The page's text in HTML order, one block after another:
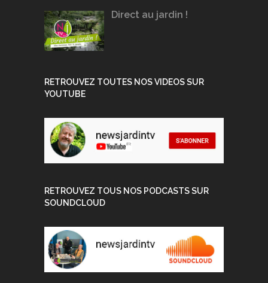
Direct au jardin !
RETROUVEZ TOUTES NOS VIDEOS SUR
YOUTUBE
RETROUVEZ TOUS NOS PODCASTS SUR
SOUNDCLOUD